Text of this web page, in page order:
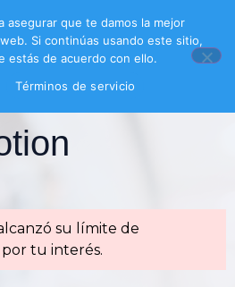
su límite de
por tu interés.
asegurar que te damos la mejor
Si continúas usando este sitio,
estás de acuerdo con ello.
Términos de servicio